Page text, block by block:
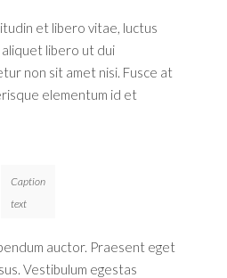
et libero vitae, luctus
aliquet libero ut dui
non sit amet nisi. Fusce at
elementum id et
Caption
text
auctor. Praesent eget
Vestibulum egestas